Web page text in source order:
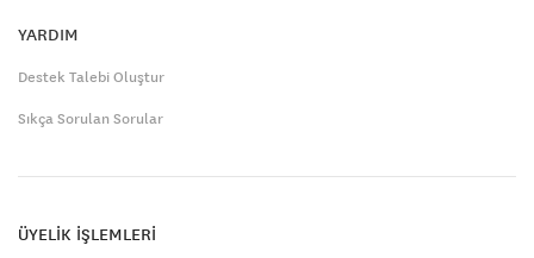
YARDIM
Destek Talebi Oluştur
Sıkça Sorulan Sorular
ÜYELİK İŞLEMLERİ